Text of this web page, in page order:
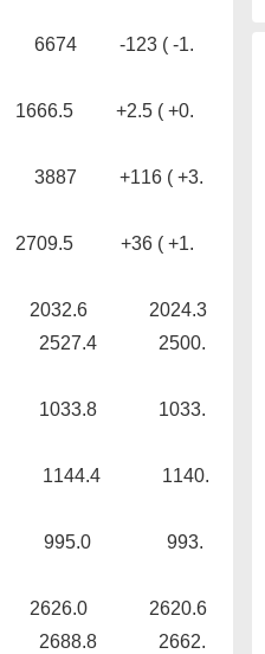
-123 ( -1.
+2.5 ( +0.
+116 ( +3.
2709.5 +36 ( +1.
2024.3
％) 2527.4 2500.
1033.
) 1144.4 1140.
995.0 993.
2620.6
2688.8 2662.